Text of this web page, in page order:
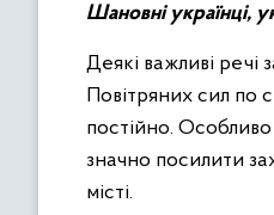
Шановні українці,
Деякі важливі
Повітряних сил по
постійно.
значно посилити
місті.